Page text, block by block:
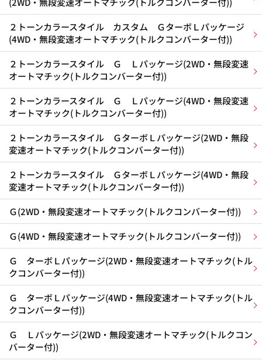
２トーンカラースタイル カスタム ＧターボＬパッケージ
(4WD・無段変速オートマチック(トルクコンバーター付))
２トーンカラースタイル Ｇ Ｌパッケージ(2WD・無段変速
オートマチック(トルクコンバーター付))
２トーンカラースタイル Ｇ Ｌパッケージ(4WD・無段変速
オートマチック(トルクコンバーター付))
２トーンカラースタイル ＧターボＬパッケージ(2WD・無段
変速オートマチック(トルクコンバーター付))
２トーンカラースタイル ＧターボＬパッケージ(4WD・無段
変速オートマチック(トルクコンバーター付))
Ｇ(2WD・無段変速オートマチック(トルクコンバーター付))
Ｇ(4WD・無段変速オートマチック(トルクコンバーター付))
Ｇ ターボＬパッケージ(2WD・無段変速オートマチック(トル
クコンバーター付))
Ｇ ターボＬパッケージ(4WD・無段変速オートマチック(トル
クコンバーター付))
Ｇ Ｌパッケージ(2WD・無段変速オートマチック(トルクコン
バーター付))